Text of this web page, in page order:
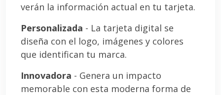
verán la información actual en tu tarjeta.
Personalizada - La tarjeta digital se
diseña con el logo, imágenes y colores
que identifican tu marca.
Innovadora - Genera un impacto
memorable con esta moderna forma de